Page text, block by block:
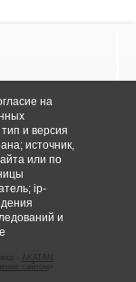
сайтом
на
и версия
источник,
или по
ip-
и